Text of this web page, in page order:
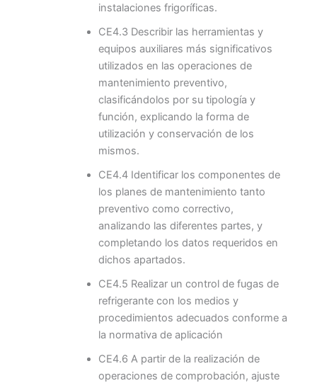
instalaciones frigoríficas.
CE4.3 Describir las herramientas y
equipos auxiliares más significativos
utilizados en las operaciones de
mantenimiento preventivo,
clasificándolos por su tipología y
función, explicando la forma de
utilización y conservación de los
mismos.
CE4.4 Identificar los componentes de
los planes de mantenimiento tanto
preventivo como correctivo,
analizando las diferentes partes, y
completando los datos requeridos en
dichos apartados.
CE4.5 Realizar un control de fugas de
refrigerante con los medios y
procedimientos adecuados conforme a
la normativa de aplicación
CE4.6 A partir de la realización de
operaciones de comprobación, ajuste